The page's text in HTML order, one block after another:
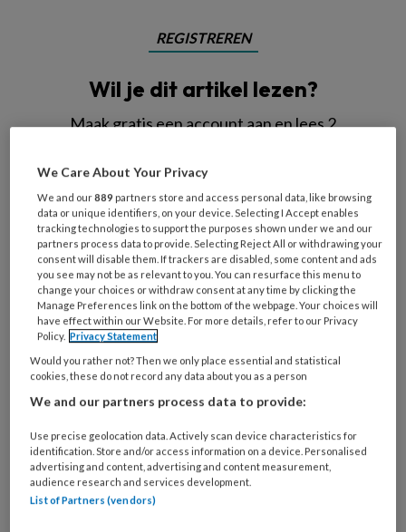
REGISTREREN
Wil je dit artikel lezen?
Maak gratis een account aan en lees 2
Al een account of abonnement?Log dan in
Wat
is
je
e-
mailadres?
Kies
je
wachtwoord* *
je
functie *
Bij
welke
organisatie
We Care About Your Privacy
We and our889 partners store and access personal data, like browsing
data or unique identifiers, on your device. Selecting I Accept enables
tracking technologies to support the purposes shown under we and our
partners process data to provide. Selecting Reject All or withdrawing your
consent will disable them. If trackers are disabled, some content and ads
you see may not be as relevant to you. You can resurface this menu to
change your choices or withdraw consent at any time by clicking the
Manage Preferences link on the bottom of the webpage. Your choices will
have effect within our Website. For more details, refer to our Privacy
Policy. Privacy Statement
Would you rather not? Then we only place essential and statistical
cookies, these do not record any data about you as a person
We and our partners process data to provide:
Use precise geolocation data. Actively scan device characteristics for
identification. Store and/or access information on a device. Personalised
advertising and content, advertising and content measurement,
audience research and services development.
List of Partners (vendors)